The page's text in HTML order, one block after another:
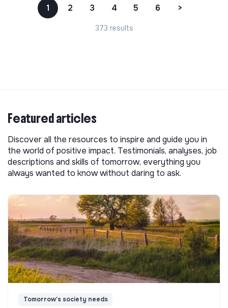
1 2 3 4 5 6 >
373 results
Featured articles
Discover all the resources to inspire and guide you in
the world of positive impact. Testimonials, analyses, job
descriptions and skills of tomorrow, everything you
always wanted to know without daring to ask.
Tomorrow's society needs